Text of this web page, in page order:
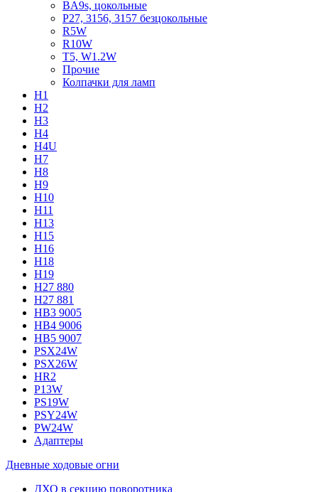
BA9s, цокольные
P27, 3156, 3157 безцокольные
R5W
R10W
T5, W1.2W
Прочие
Колпачки для ламп
H1
H2
H3
H4
H4U
H7
H8
H9
H10
H11
H13
H15
H16
H18
H19
H27 880
H27 881
HB3 9005
HB4 9006
HB5 9007
PSX24W
PSX26W
HR2
P13W
PS19W
PSY24W
PW24W
Адаптеры
Дневные ходовые огни
ДХО в секцию поворотника